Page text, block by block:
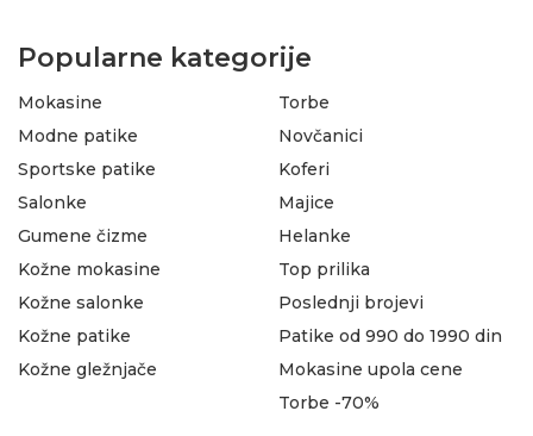
Popularne kategorije
Mokasine
Modne patike
Sportske patike
Salonke
Gumene čizme
Torbe
Novčanici
Koferi
Majice
Helanke
Kožne mokasine
Kožne salonke
Kožne patike
Kožne gležnjače
Top prilika
Poslednji brojevi
Patike od 990 do 1990 din
Mokasine upola cene
Torbe -70%